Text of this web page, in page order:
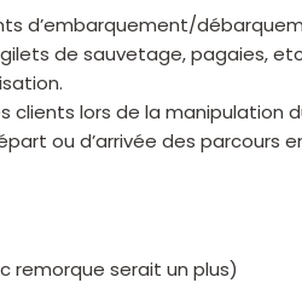
d’embarquement/
de sauvetage, pagaies,
clients lors de la manipulation
ou d’arrivée des parcours
remorque serait un plus)